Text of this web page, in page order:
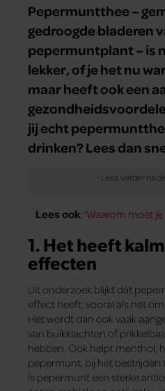
Pepermuntthee –
gedroogde bladeren
pepermuntplant – is
lekker, of je het nu
maar heeft ook een
jij echt
drinken? Lees dan
Lees ook: ‘Waarom moet
1. Het heeft
effecten
Uit onderzoek blijkt dat
effect heeft, vooral als het
Het wordt dan ook vaak
van buikklachten of
hebben. Ook helpt menthol,
pepermunt, bij het
is pepermunt een sterke